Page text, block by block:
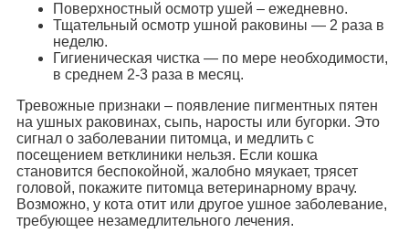
Поверхностный осмотр ушей – ежедневно.
Тщательный осмотр ушной раковины — 2 раза в
неделю.
Гигиеническая чистка — по мере необходимости,
в среднем 2-3 раза в месяц.
Тревожные признаки – появление пигментных пятен
на ушных раковинах, сыпь, наросты или бугорки. Это
сигнал о заболевании питомца, и медлить с
посещением ветклиники нельзя. Если кошка
становится беспокойной, жалобно мяукает, трясет
головой, покажите питомца ветеринарному врачу.
Возможно, у кота отит или другое ушное заболевание,
требующее незамедлительного лечения.